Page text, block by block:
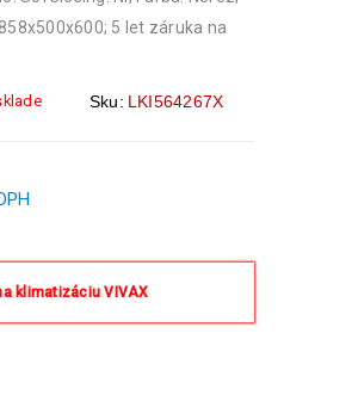
5 let záruka na
Sku: LKI564267X
klimatizáciu VIVAX